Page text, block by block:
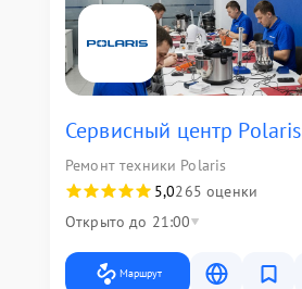
Сервисный центр Polaris
Ремонт техники Polaris
5,0265 оценки
Открыто до 21:00
Маршрут